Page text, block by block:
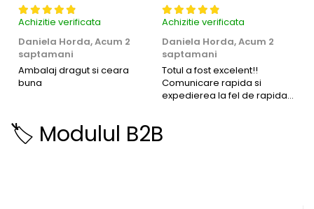
Achizitie verificata
Daniela Horda,Acum 2
saptamani
Ambalaj dragut si ceara
buna
Achizitie verificata
Daniela Horda,Acum 2
saptamani
Totul a fost excelent!!
Comunicare rapida si
expedierea la fel de rapida!
🏷️ Modulul B2B